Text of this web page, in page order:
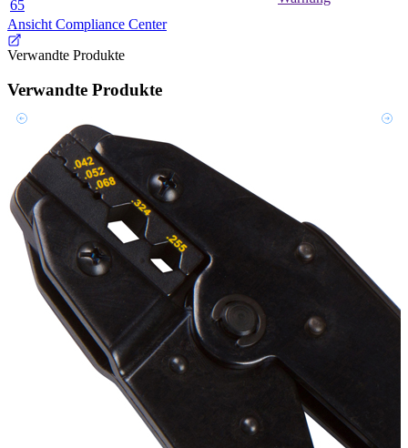
65
Ansicht Compliance Center
Verwandte Produkte
Verwandte Produkte